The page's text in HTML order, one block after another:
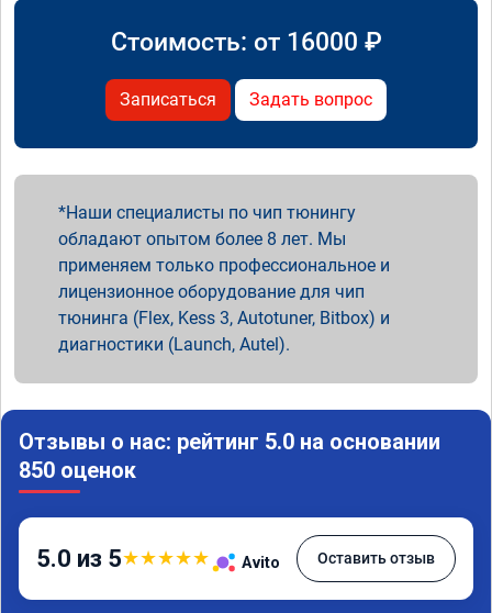
Стоимость: от 16000 ₽
Записаться Задать вопрос
Наши специалисты по чип тюнингу
обладают опытом более 8 лет. Мы
применяем только профессиональное и
лицензионное оборудование для чип
тюнинга (Flex, Kess 3, Autotuner, Bitbox) и
диагностики (Launch, Autel).
Отзывы о нас: рейтинг 5.0 на основании
850 оценок
5.0 из 5★★★★★ Avito Оставить отзыв